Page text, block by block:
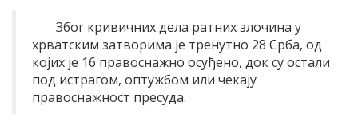
Због кривичних дела ратних злочина у
хрватским затворима је тренутно 28 Срба, од
којих је 16 правоснажно осуђено, док су остали
под истрагом, оптужбом или чекају
правоснажност пресуда.